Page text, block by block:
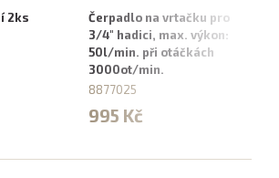
2ks
Čerpadlo na vrtačku pro
3/4" hadici, max. výkon:
50l/min. při otáčkách
3000ot/min.
8877025
995 Kč